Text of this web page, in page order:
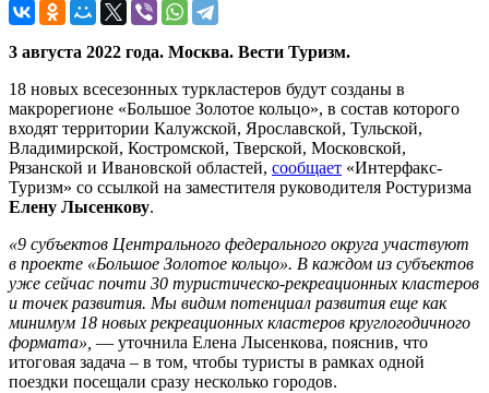
3 августа 2022 года. Москва. Вести Туризм.
18 новых всесезонных туркластеров будут созданы в
макрорегионе «Большое Золотое кольцо», в состав которого
входят территории Калужской, Ярославской, Тульской,
Владимирской, Костромской, Тверской, Московской,
Рязанской и Ивановской областей, сообщает «Интерфакс-
Туризм» со ссылкой на заместителя руководителя Ростуризма
Елену Лысенкову.
«9 субъектов Центрального федерального округа участвуют
в проекте «Большое Золотое кольцо». В каждом из субъектов
уже сейчас почти 30 туристическо-рекреационных кластеров
и точек развития. Мы видим потенциал развития еще как
минимум 18 новых рекреационных кластеров круглогодичного
формата», — уточнила Елена Лысенкова, пояснив, что
итоговая задача – в том, чтобы туристы в рамках одной
поездки посещали сразу несколько городов.